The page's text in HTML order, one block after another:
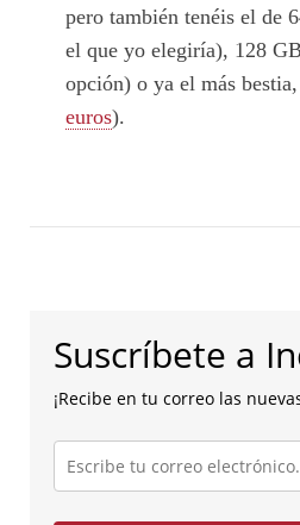
pero también tenéis el de
el que yo elegiría), 128
opción) o ya el más
euros).
Suscríbete a
¡Recibe en tu correo las
Escribe
tu
correo